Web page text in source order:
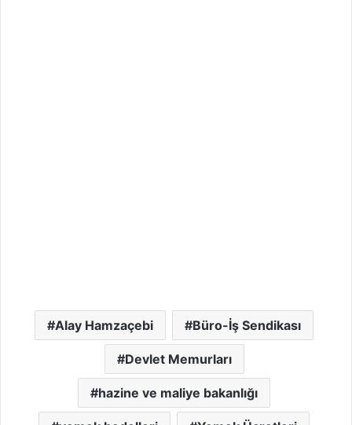
Alay Hamzaçebi Büro-İş Sendikası
Devlet Memurları
hazine ve maliye bakanlığı